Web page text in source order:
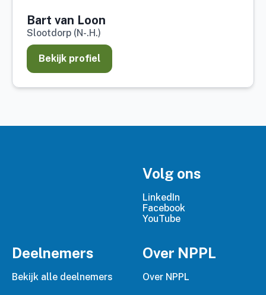
Bart van Loon
Slootdorp (N-.H.)
Bekijk profiel
Volg ons
LinkedIn
Facebook
YouTube
Deelnemers
Bekijk alle deelnemers
Over NPPL
Over NPPL